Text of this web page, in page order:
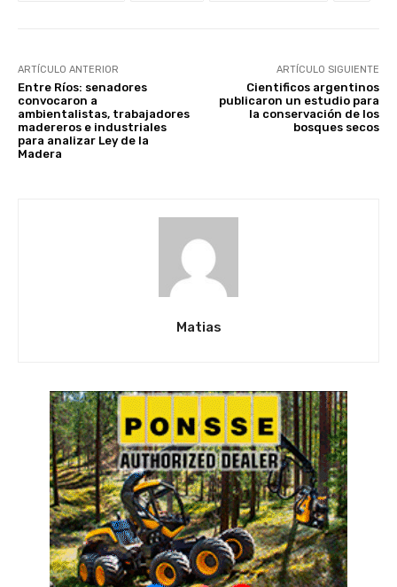
ARTÍCULO ANTERIOR
Entre Ríos: senadores
convocaron a
ambientalistas, trabajadores
madereros e industriales
para analizar Ley de la
Madera
ARTÍCULO SIGUIENTE
Cientificos argentinos
publicaron un estudio para
la conservación de los
bosques secos
Matias